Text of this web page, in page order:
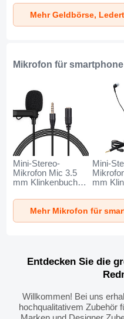
Xiaomi Redmi 3
Pro Schwarz
Xiaomi
Pro
Mikrofon für
Mini-Stereo-
Mikrofon Mic 3.5
mm Klinkenbuchse
Redmi 3 Pro
Schwarz
Mini-
mm
Redmi
Entdecken Sie die
Willkommen! Bei uns
hochqualitativem Zubehör